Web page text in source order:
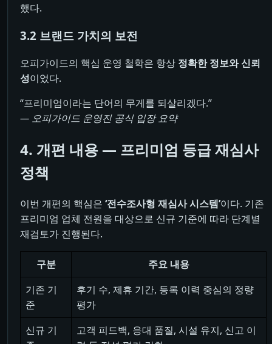
했다.
3.2 브랜드 가치의 보전
오피가이드의 핵심 운영 철학은 항상 정확한 정보와 신뢰
성이었다.
“프리미엄이라는 단어의 무게를 되살리겠다.”
— 오피가이드 운영진 공식 입장 요약
4. 개편 내용 ― 프리미엄 등급 재심사
정책
이번 개편의 핵심은 ‘전수조사형 재심사 시스템’이다. 기존
프리미엄 업체 전원을 대상으로 신규 기준에 따라 단계별
재검토가 진행된다.
구분
주요 내용
기존 기
준
후기 수, 제휴 기간, 등록 이력 중심의 정량
평가
신규 기
고객 피드백, 응대 품질, 시설 유지, 신고 이